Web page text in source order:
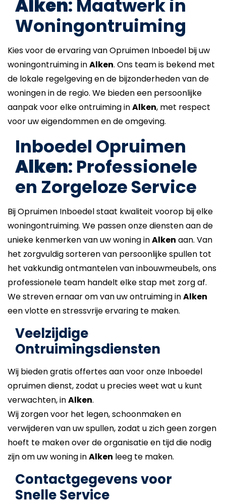
Alken: Maatwerk in
Woningontruiming
Kies voor de ervaring van Opruimen Inboedel bij uw
woningontruiming inAlken. Ons team is bekend met
de lokale regelgeving en de bijzonderheden van de
woningen in de regio. We bieden een persoonlijke
aanpak voor elke ontruiming inAlken, met respect
voor uw eigendommen en de omgeving.
Inboedel Opruimen
Alken: Professionele
en Zorgeloze Service
Bij Opruimen Inboedel staat kwaliteit voorop bij elke
woningontruiming. We passen onze diensten aan de
unieke kenmerken van uw woning inAlken aan. Van
het zorgvuldig sorteren van persoonlijke spullen tot
het vakkundig ontmantelen van inbouwmeubels, ons
professionele team handelt elke stap met zorg af.
We streven ernaar om van uw ontruiming inAlken
een vlotte en stressvrije ervaring te maken.
Veelzijdige
Ontruimingsdiensten
Wij bieden gratis offertes aan voor onze Inboedel
opruimen dienst, zodat u precies weet wat u kunt
verwachten, inAlken.
Wij zorgen voor het legen, schoonmaken en
verwijderen van uw spullen, zodat u zich geen zorgen
hoeft te maken over de organisatie en tijd die nodig
zijn om uw woning inAlken leeg te maken.
Contactgegevens voor
Snelle Service